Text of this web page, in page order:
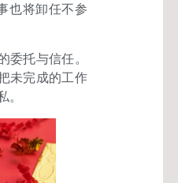
也将卸任不参
托与信任。
未完成的工作